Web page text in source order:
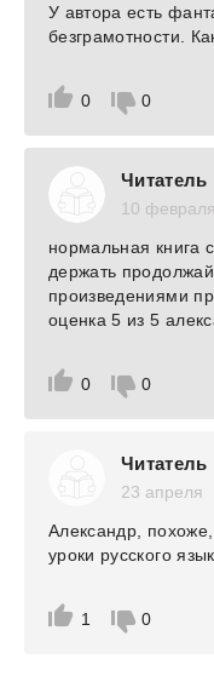
0 0
У автора есть
безграмотности.
Читатель
10 февраля
0 0
нормальная книга
держать
произведениями
оценка 5 из 5
Читатель
23 апреля
1 0
Александр,
уроки русского